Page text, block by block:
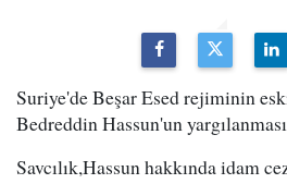
Suriye'de Beşar Esed rejiminin
Bedreddin Hassun'un
Savcılık,Hassun hakkında idam